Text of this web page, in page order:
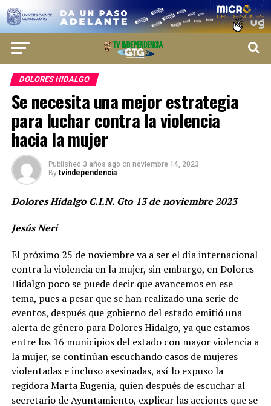
DOLORES HIDALGO
Se necesita una mejor estrategia
para luchar contra la violencia
hacia la mujer
Published 3 años ago on noviembre 14, 2023
By tvindependencia
Dolores Hidalgo C.I.N. Gto 13 de noviembre 2023
Jesús Neri
El próximo 25 de noviembre va a ser el día internacional
contra la violencia en la mujer, sin embargo, en Dolores
Hidalgo poco se puede decir que avancemos en ese
tema, pues a pesar que se han realizado una serie de
eventos, después que gobierno del estado emitió una
alerta de género para Dolores Hidalgo, ya que estamos
entre los 16 municipios del estado con mayor violencia a
la mujer, se continúan escuchando casos de mujeres
violentadas e incluso asesinadas, así lo expuso la
regidora Marta Eugenia, quien después de escuchar al
secretario de Ayuntamiento, explicar las acciones que se